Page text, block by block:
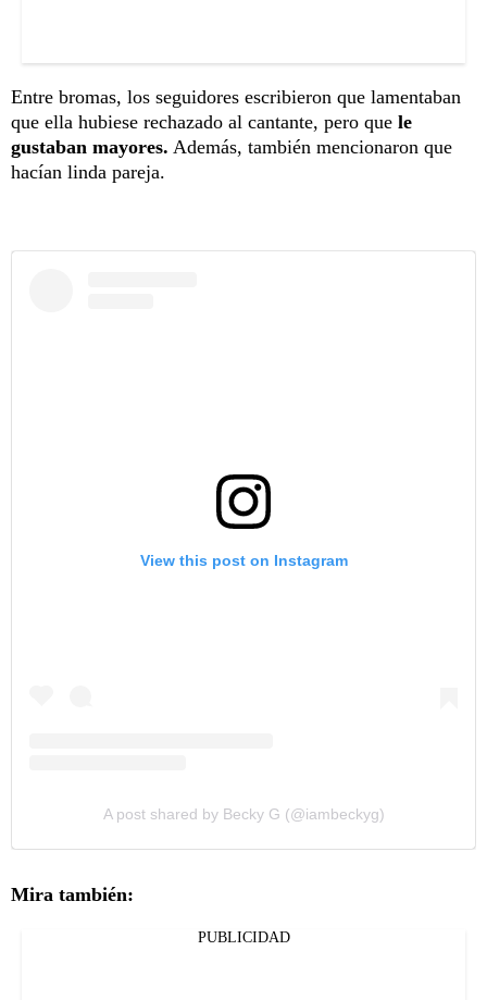
Entre bromas, los seguidores escribieron que lamentaban
que ella hubiese rechazado al cantante, pero que le
gustaban mayores. Además, también mencionaron que
hacían linda pareja.
View this post on Instagram
A post shared by Becky G (@iambeckyg)
Mira también:
PUBLICIDAD